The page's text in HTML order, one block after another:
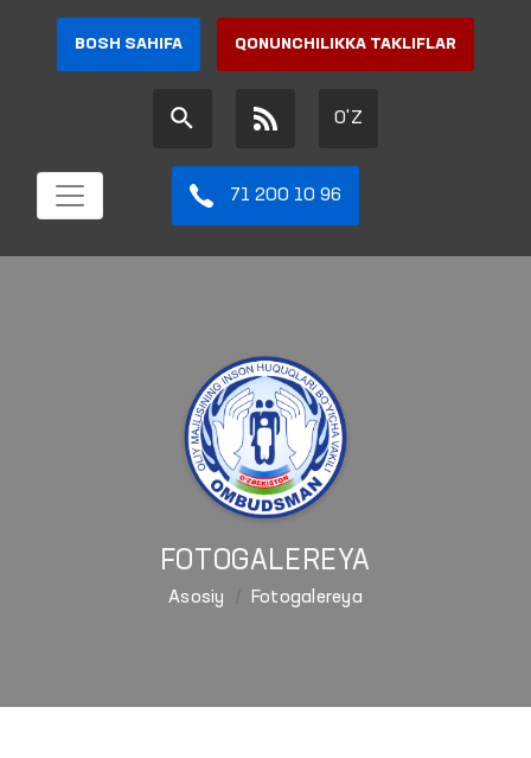
BOSH SAHIFA QONUNCHILIKKA TAKLIFLAR
O'Z
71 200 10 96
FOTOGALEREYA
Asosiy Fotogalereya